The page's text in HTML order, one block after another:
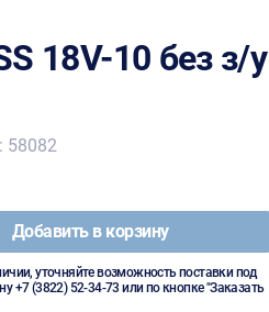
18V-10 без з/у
58082
Добавить в корзину
уточняйте возможность поставки под
+7 (3822) 52-34-73 или по кнопке "Заказать